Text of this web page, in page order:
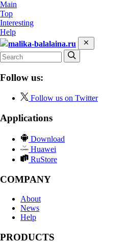
Main
Top
Interesting
Help
malika-balalaina.ru
Follow us:
Follow us on Twitter
Applications
Download
Huawei
RuStore
COMPANY
About
News
Help
PRODUCTS